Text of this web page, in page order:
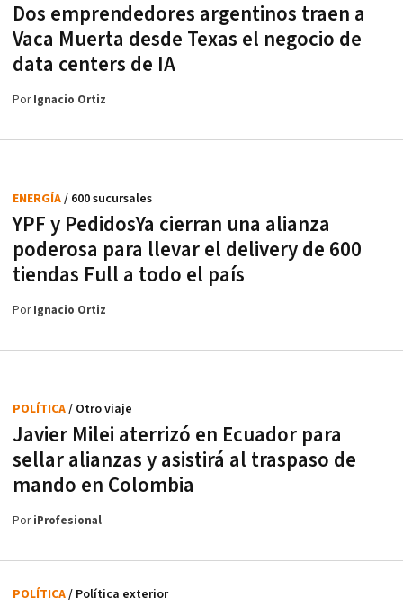
Dos emprendedores argentinos traen a
Vaca Muerta desde Texas el negocio de
data centers de IA
PorIgnacio Ortiz
YPF y PedidosYa cierran una alianza
poderosa para llevar el delivery de 600
tiendas Full a todo el país
ENERGÍA/ 600 sucursales
PorIgnacio Ortiz
Javier Milei aterrizó en Ecuador para
sellar alianzas y asistirá al traspaso de
mando en Colombia
POLÍTICA/ Otro viaje
PoriProfesional
POLÍTICA/ Política exterior